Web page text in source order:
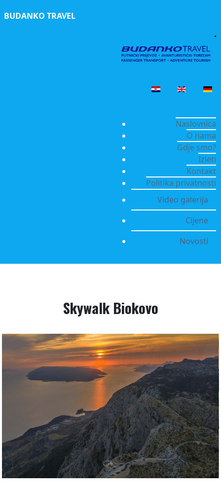
BUDANKO TRAVEL
Naslovnica
O nama
Gdje smo?
Izleti
Kontakt
Politika privatnosti
Video galerija
Cijene
Novosti
Skywalk Biokovo